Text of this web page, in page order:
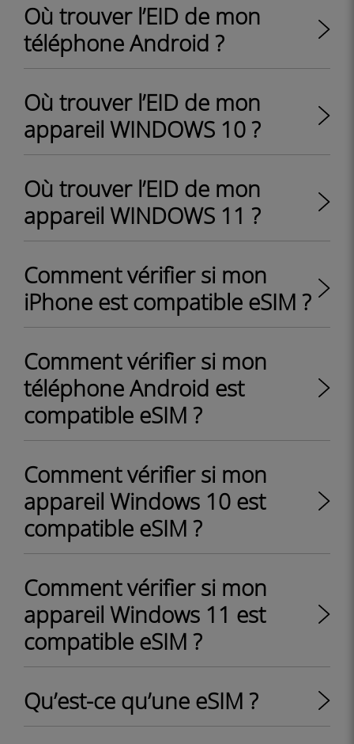
Où trouver l’EID de mon
téléphone Android ?
Où trouver l’EID de mon
appareil WINDOWS 10 ?
Où trouver l’EID de mon
appareil WINDOWS 11 ?
Comment vérifier si mon
iPhone est compatible eSIM ?
Comment vérifier si mon
téléphone Android est
compatible eSIM ?
Comment vérifier si mon
appareil Windows 10 est
compatible eSIM ?
Comment vérifier si mon
appareil Windows 11 est
compatible eSIM ?
Qu’est-ce qu’une eSIM ?